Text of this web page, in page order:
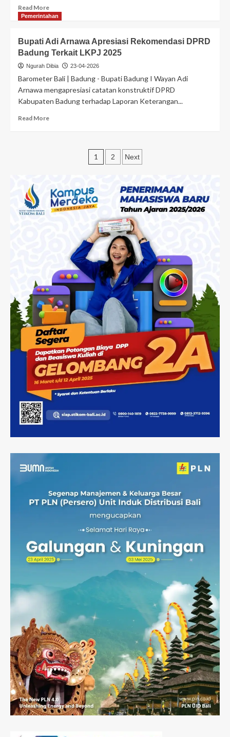
Read More
Pemerintahan
Bupati Adi Arnawa Apresiasi Rekomendasi DPRD
Badung Terkait LKPJ 2025
Ngurah Dibia 23-04-2026
Barometer Bali | Badung - Bupati Badung I Wayan Adi
Arnawa mengapresiasi catatan konstruktif DPRD
Kabupaten Badung terhadap Laporan Keterangan...
Read More
1 2 Next